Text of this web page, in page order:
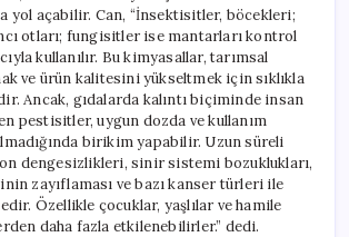
yol açabilir. Can, “İnsektisitler, böcekleri;
otları; fungisitler ise mantarları kontrol
kullanılır. Bu kimyasallar, tarımsal
ve ürün kalitesini yükseltmek için sıklıkla
Ancak, gıdalarda kalıntı biçiminde insan
pestisitler, uygun dozda ve kullanım
birikim yapabilir. Uzun süreli
dengesizlikleri, sinir sistemi bozuklukları,
zayıflaması ve bazı kanser türleri ile
Özellikle çocuklar, yaşlılar ve hamile
daha fazla etkilenebilirler.” dedi.